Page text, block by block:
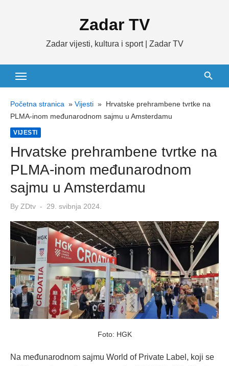
Zadar TV
Zadar vijesti, kultura i sport | Zadar TV
Početna stranica » Vijesti » Hrvatske prehrambene tvrtke na
PLMA-inom međunarodnom sajmu u Amsterdamu
VIJESTI
Hrvatske prehrambene tvrtke na
PLMA-inom međunarodnom
sajmu u Amsterdamu
By ZDtv
Posted
29. svibnja 2024.
Foto: HGK
Na međunarodnom sajmu World of Private Label, koji se